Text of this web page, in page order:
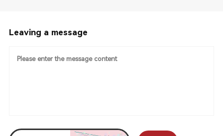
Leaving a message